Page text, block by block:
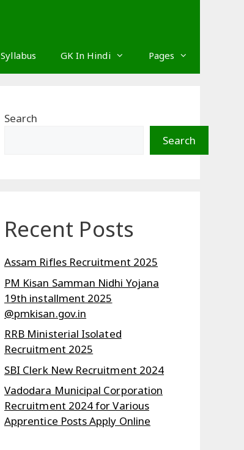
Syllabus GK In Hindi Pages
Search
Search
Recent Posts
Assam Rifles Recruitment 2025
PM Kisan Samman Nidhi Yojana
19th installment 2025
@pmkisan.gov.in
RRB Ministerial Isolated
Recruitment 2025
SBI Clerk New Recruitment 2024
Vadodara Municipal Corporation
Recruitment 2024 for Various
Apprentice Posts Apply Online